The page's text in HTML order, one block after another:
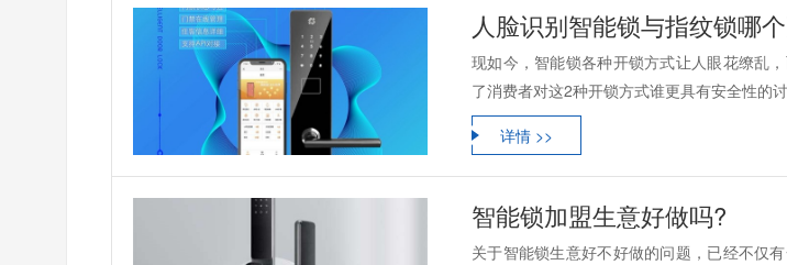
人脸识别智能锁与指纹锁哪
现如今，智能锁各种开锁方式让人眼花缭乱
了消费者对这2种开锁方式谁更具有安全性的
详情 >>
智能锁加盟生意好做吗?
关于智能锁生意好不好做的问题，已经不仅